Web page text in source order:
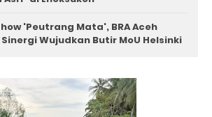
'Peutrang Mata', BRA Aceh
Wujudkan Butir MoU Helsinki